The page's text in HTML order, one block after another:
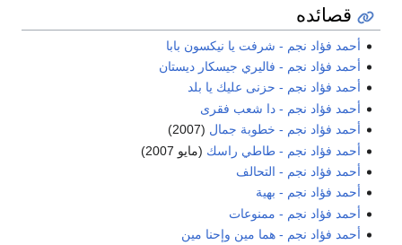
قصائده
أحمد فؤاد نجم - شرفت يا نيكسون بابا
أحمد فؤاد نجم - فاليري جيسكار ديستان
أحمد فؤاد نجم - حزنى عليك يا بلد
أحمد فؤاد نجم - دا شعب فقرى
أحمد فؤاد نجم - خطوبة جمال (2007)
أحمد فؤاد نجم - طاطي راسك (مايو 2007)
أحمد فؤاد نجم - التحالف
أحمد فؤاد نجم - بهية
أحمد فؤاد نجم - ممنوعات
أحمد فؤاد نجم - هما مين وإحنا مين